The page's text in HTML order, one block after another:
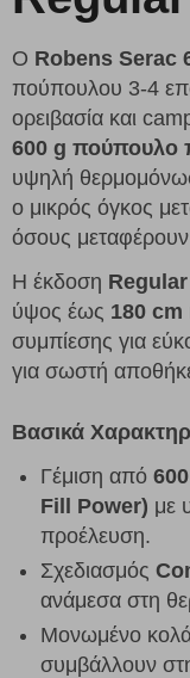
Ο Robens Serac
πούπουλου 3-4
ορειβασία και
600 g πούπουλο
υψηλή
ο μικρός όγκος
όσους μεταφέρουν
Η έκδοση Regular
ύψος έως 180 cm
συμπίεσης για
για σωστή
Βασικά
Γέμιση από
Fill Power) με
προέλευση.
Σχεδιασμός
ανάμεσα στη
Μονωμένο
συμβάλλουν